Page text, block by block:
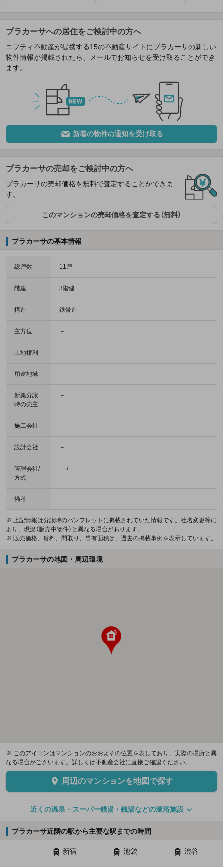
プラカーサへの居住をご検討中の方へ
ニフティ不動産が提携する15の不動産サイトにプラカーサの新しい
物件情報が掲載されたら、メールでお知らせを受け取ることができ
ます。
新着の物件の通知を受け取る
プラカーサの売却をご検討中の方へ
プラカーサの売却価格を無料で査定することができま
す。
このマンションの売却価格を査定する（無料）
プラカーサの基本情報
総戸数 11戸
階建 3階建
構造 鉄骨造
主方位 －
土地権利 －
用途地域 －
新築分譲
時の売主
－
施工会社 －
設計会社 －
管理会社/
方式
－ / －
備考 －
※ 上記情報は分譲時のパンフレットに掲載されていた情報です。社名変更等に
より、現況（販売中物件）と異なる場合があります。
※ 販売価格、賃料、間取り、専有面積は、過去の掲載事例を表示しています。
プラカーサの地図・周辺環境
※ このアイコンはマンションのおおよその位置を表しており、実際の場所と異
なる場合がございます。詳しくは不動産会社に直接ご確認ください。
周辺のマンションを地図で探す
近くの温泉・スーパー銭湯・銭湯などの温浴施設
プラカーサ近隣の駅から主要な駅までの時間
新宿 池袋 渋谷